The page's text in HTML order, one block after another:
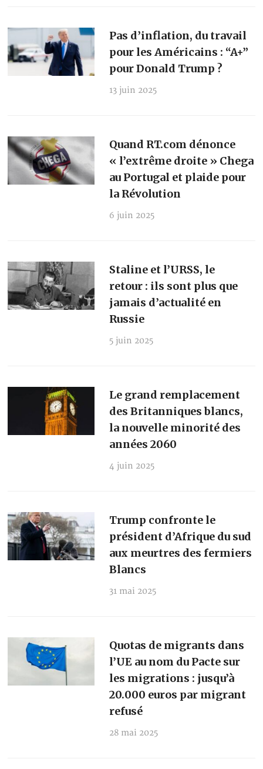
Pas d’inflation, du travail
pour les Américains : “A+”
pour Donald Trump ?
13 juin 2025
Quand RT.com dénonce
« l’extrême droite » Chega
au Portugal et plaide pour
la Révolution
6 juin 2025
Staline et l’URSS, le
retour : ils sont plus que
jamais d’actualité en
Russie
5 juin 2025
Le grand remplacement
des Britanniques blancs,
la nouvelle minorité des
années 2060
4 juin 2025
Trump confronte le
président d’Afrique du sud
aux meurtres des fermiers
Blancs
31 mai 2025
Quotas de migrants dans
l’UE au nom du Pacte sur
les migrations : jusqu’à
20.000 euros par migrant
refusé
28 mai 2025